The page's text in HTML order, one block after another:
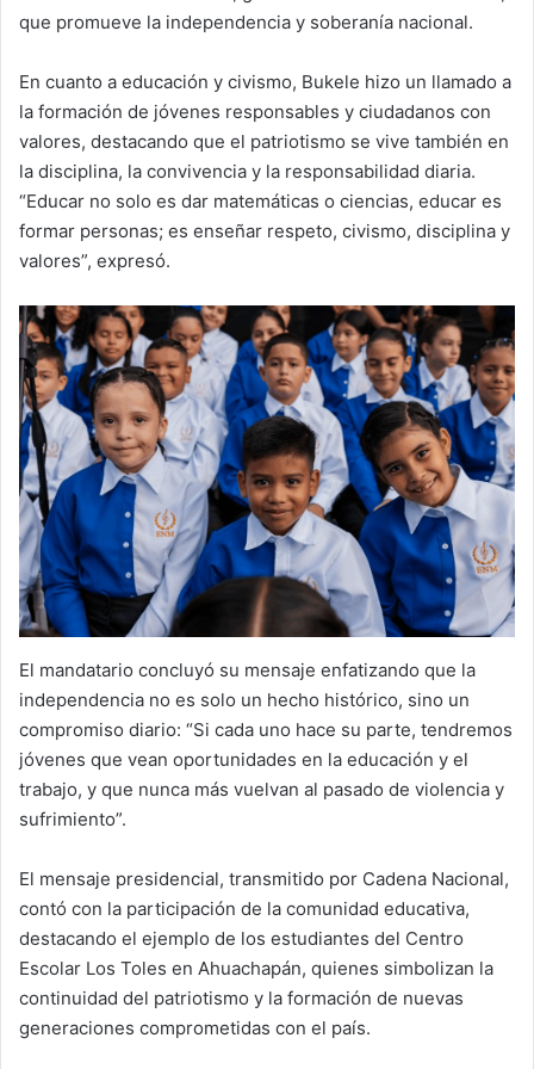
que promueve la independencia y soberanía nacional.
En cuanto a educación y civismo, Bukele hizo un llamado a
la formación de jóvenes responsables y ciudadanos con
valores, destacando que el patriotismo se vive también en
la disciplina, la convivencia y la responsabilidad diaria.
“Educar no solo es dar matemáticas o ciencias, educar es
formar personas; es enseñar respeto, civismo, disciplina y
valores”, expresó.
El mandatario concluyó su mensaje enfatizando que la
independencia no es solo un hecho histórico, sino un
compromiso diario: “Si cada uno hace su parte, tendremos
jóvenes que vean oportunidades en la educación y el
trabajo, y que nunca más vuelvan al pasado de violencia y
sufrimiento”.
El mensaje presidencial, transmitido por Cadena Nacional,
contó con la participación de la comunidad educativa,
destacando el ejemplo de los estudiantes del Centro
Escolar Los Toles en Ahuachapán, quienes simbolizan la
continuidad del patriotismo y la formación de nuevas
generaciones comprometidas con el país.